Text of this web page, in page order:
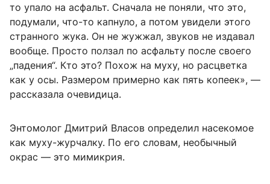
то упало на асфальт. Сначала не поняли, что это,
подумали, что-то капнуло, а потом увидели этого
странного жука. Он не жужжал, звуков не издавал
вообще. Просто ползал по асфальту после своего
„падения“. Кто это? Похож на муху, но расцветка
как у осы. Размером примерно как пять копеек», —
рассказала очевидица.
Энтомолог Дмитрий Власов определил насекомое
как муху-журчалку. По его словам, необычный
окрас — это мимикрия.